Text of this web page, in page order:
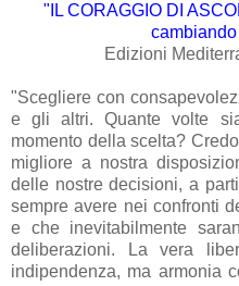
"IL CORAGGIO DI
Edizioni
"Scegliere con
e gli altri. Quante volte
momento della scelta?
migliore a nostra
delle nostre decisioni, a
sempre avere nei confronti
e che inevitabilmente
deliberazioni. La vera
indipendenza, ma armonia